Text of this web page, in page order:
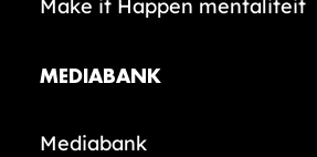
Make it Happen mentaliteit
MEDIABANK
Mediabank